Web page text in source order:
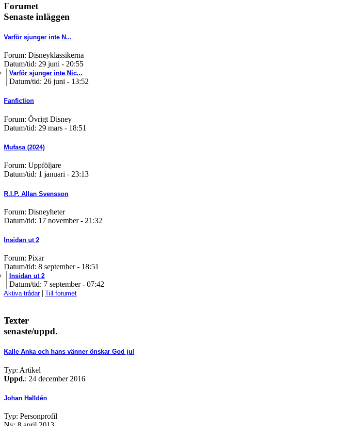
Forumet
Senaste inläggen
Varför sjunger inte N...
Forum: Disneyklassikerna
Datum/tid: 29 juni - 20:55
Varför sjunger inte Nic...
Datum/tid: 26 juni - 13:52
Fanfiction
Forum: Övrigt Disney
Datum/tid: 29 mars - 18:51
Mufasa (2024)
Forum: Uppföljare
Datum/tid: 1 januari - 23:13
R.I.P. Allan Svensson
Forum: Disneyheter
Datum/tid: 17 november - 21:32
Insidan ut 2
Forum: Pixar
Datum/tid: 8 september - 18:51
Insidan ut 2
Datum/tid: 7 september - 07:42
Aktiva trådar| Till forumet
Texter
senaste/uppd.
Kalle Anka och hans vänner önskar God jul
Typ: Artikel
Uppd.: 24 december 2016
Johan Halldén
Typ: Personprofil